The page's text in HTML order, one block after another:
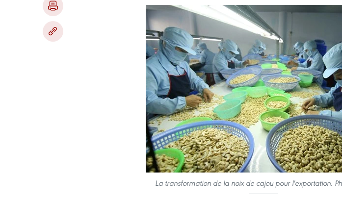
La transformation de la noix de cajou pour l'exportation.